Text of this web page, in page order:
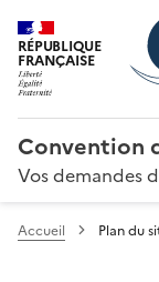
RÉPUBLIQUE
FRANÇAISE
Convention
Vos demandes
Accueil Plan du